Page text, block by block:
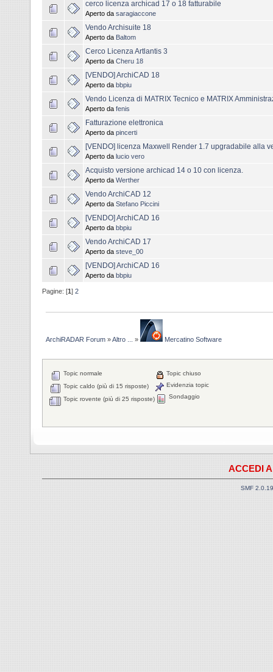
cerco licenza archicad 17 o 18 fatturabile
Aperto da saragiaccone
Vendo Archisuite 18
Aperto da Baltom
Cerco Licenza Artlantis 3
Aperto da Cheru 18
[VENDO] ArchiCAD 18
Aperto da bbpiu
Vendo Licenza di MATRIX Tecnico e MATRIX
Aperto da fenis
Fatturazione elettronica
Aperto da pincerti
[VENDO] licenza Maxwell Render 1.7 upgradabile alla
Aperto da lucio vero
Acquisto versione archicad 14 o 10 con licenza.
Aperto da Werther
Vendo ArchiCAD 12
Aperto da Stefano Piccini
[VENDO] ArchiCAD 16
Aperto da bbpiu
Vendo ArchiCAD 17
Aperto da steve_00
[VENDO] ArchiCAD 16
Aperto da bbpiu
Pagine: [1 ] 2
ArchiRADAR Forum »Altro ... » Mercatino Software
Topic normale
Topic caldo (più di 15 risposte)
Topic rovente (più di 25 risposte)
Topic chiuso
Evidenzia topic
Sondaggio
ACCEDI
SMF 2.0.19